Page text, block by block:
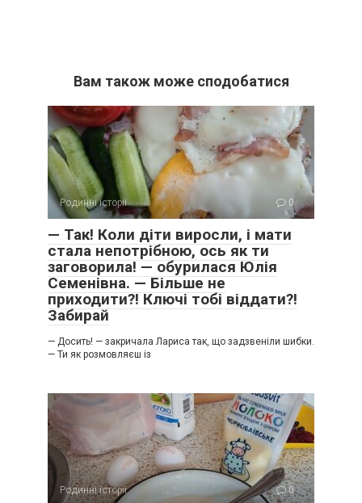
Вам також може сподобатися
Родинні історії 0
— Так! Коли діти виросли, і мати
стала непотрібною, ось як ти
заговорила! — обурилася Юлія
Семенівна. — Більше не
приходити?! Ключі тобі віддати?!
Забирай
— Досить! — закричала Лариса так, що задзвеніли шибки.
— Ти як розмовляєш із
Родинні історії 0